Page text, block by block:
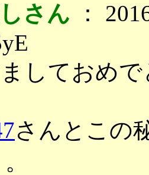
さん ：
しておめ
さんとこの